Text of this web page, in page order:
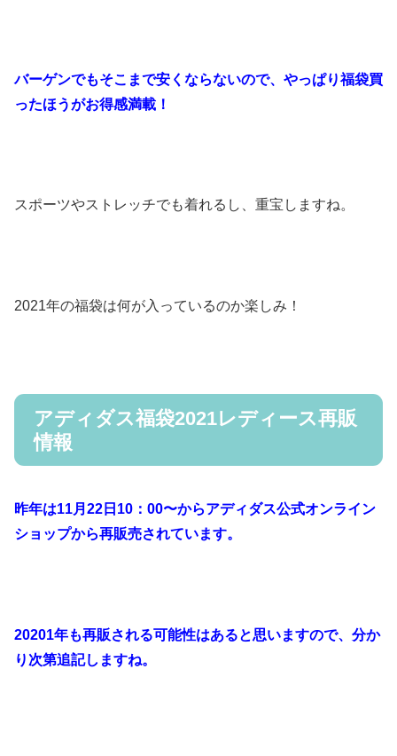
バーゲンでもそこまで安くならないので、やっぱり福袋買
ったほうがお得感満載！
スポーツやストレッチでも着れるし、重宝しますね。
2021年の福袋は何が入っているのか楽しみ！
アディダス福袋2021レディース再販
情報
昨年は11月22日10：00〜からアディダス公式オンライン
ショップから再販売されています。
20201年も再販される可能性はあると思いますので、分か
り次第追記しますね。